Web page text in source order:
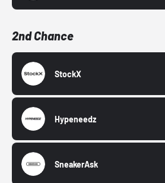
2nd Chance
StockX
Hypeneedz
SneakerAsk